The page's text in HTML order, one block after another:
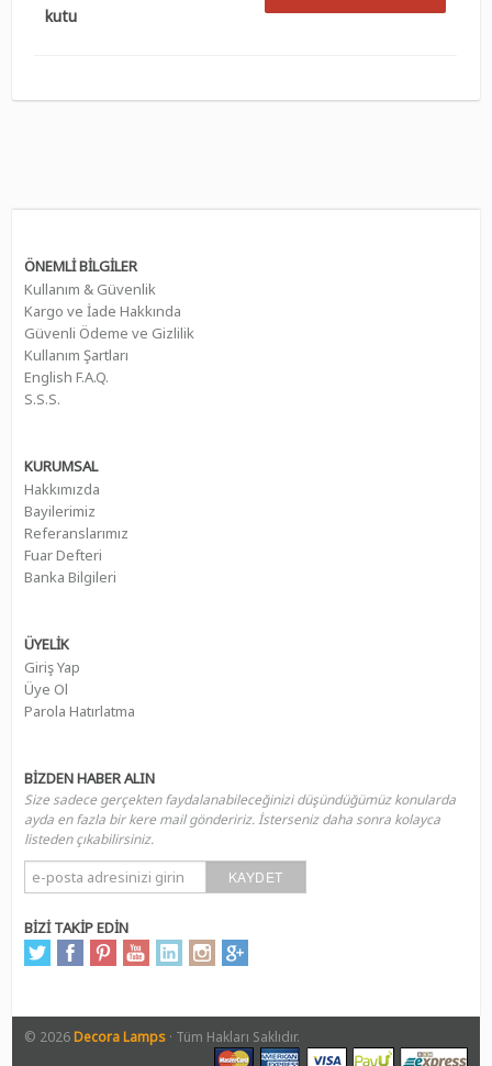
kutu
ÖNEMLİ BİLGİLER
Kullanım & Güvenlik
Kargo ve İade Hakkında
Güvenli Ödeme ve Gizlilik
Kullanım Şartları
English F.A.Q.
S.S.S.
KURUMSAL
Hakkımızda
Bayilerimiz
Referanslarımız
Fuar Defteri
Banka Bilgileri
ÜYELİK
Giriş Yap
Üye Ol
Parola Hatırlatma
BİZDEN HABER ALIN
Size sadece gerçekten faydalanabileceğinizi düşündüğümüz konularda
ayda en fazla bir kere mail göndeririz. İsterseniz daha sonra kolayca
listeden çıkabilirsiniz.
KAYDET
BİZİ TAKİP EDİN
© 2026Decora Lamps· Tüm Hakları Saklıdır.